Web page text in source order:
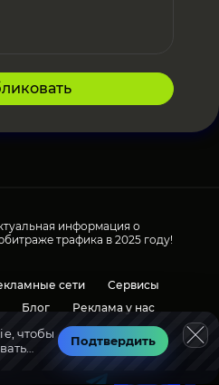
информация о
трафика в 2025 году!
сети
Сервисы
Блог Реклама у нас
Обсуждения
чтобы
Подтвердить